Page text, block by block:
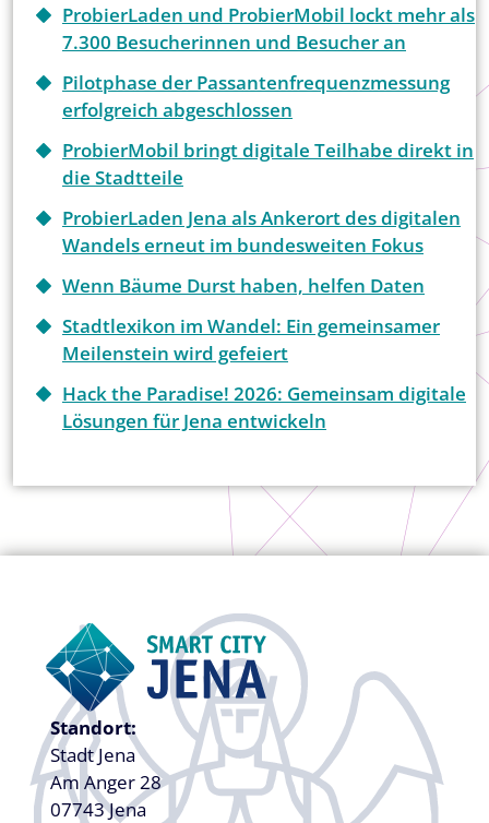
ProbierLaden und ProbierMobil lockt mehr als
7.300 Besucherinnen und Besucher an
Pilotphase der Passantenfrequenzmessung
erfolgreich abgeschlossen
ProbierMobil bringt digitale Teilhabe direkt in
die Stadtteile
ProbierLaden Jena als Ankerort des digitalen
Wandels erneut im bundesweiten Fokus
Wenn Bäume Durst haben, helfen Daten
Stadtlexikon im Wandel: Ein gemeinsamer
Meilenstein wird gefeiert
Hack the Paradise! 2026: Gemeinsam digitale
Lösungen für Jena entwickeln
Standort:
Stadt Jena
Am Anger 28
07743 Jena